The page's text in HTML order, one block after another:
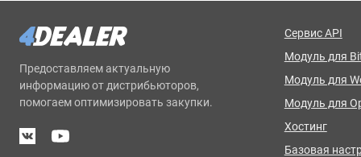
Предоставляем актуальную
информацию от дистрибьюторов,
помогаем оптимизировать закупки.
Сервис API
Модуль для
Модуль для
Модуль для
Хостинг
Базовая